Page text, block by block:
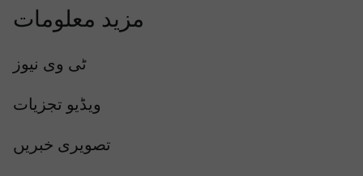
مزید معلومات
ٹی وی نیوز
ویڈیو تجزیات
تصویری خبریں